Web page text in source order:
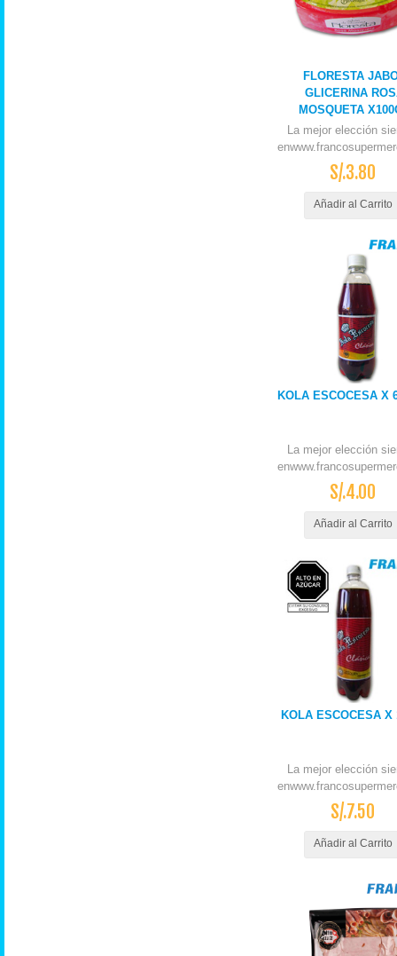
FLORESTA
GLICERINA
MOSQUETA
La mejor elección
S/.3.80
Añadir al Carrito
KOLA ESCOCESA X
La mejor elección
S/.4.00
Añadir al Carrito
KOLA ESCOCESA X
La mejor elección
S/.7.50
Añadir al Carrito